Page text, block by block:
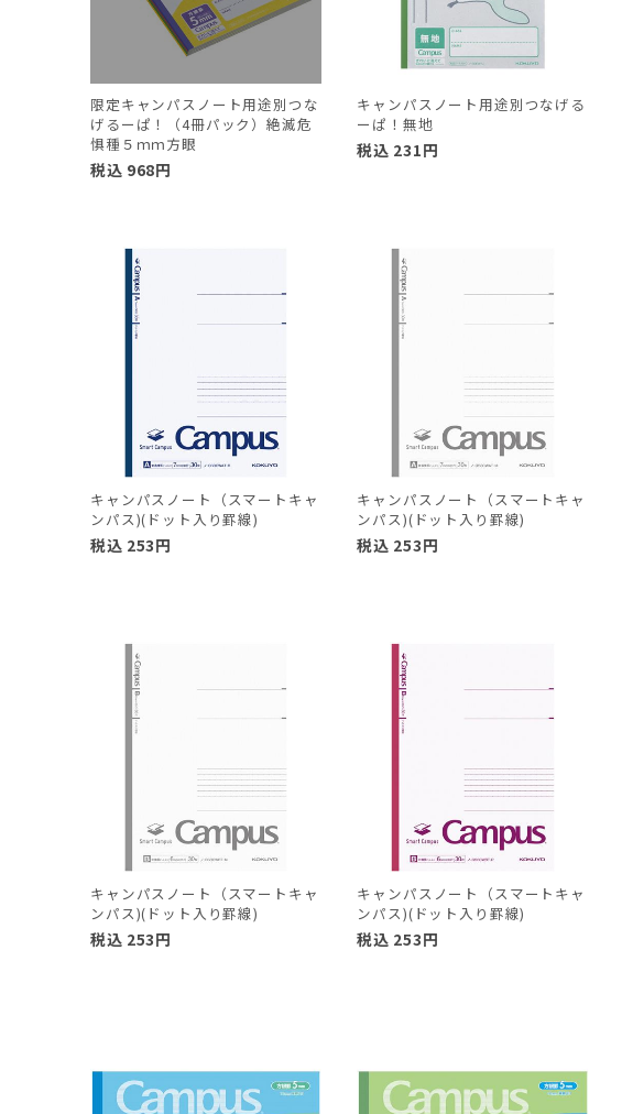
限定キャンパスノート用途別つな
げるーぱ！（4冊パック）絶滅危
惧種５ｍｍ方眼
税込 968円
キャンパスノート用途別つなげる
ーぱ！無地
税込 231円
キャンパスノート（スマートキャ
ンパス)(ドット入り罫線)
税込 253円
キャンパスノート（スマートキャ
ンパス)(ドット入り罫線)
税込 253円
キャンパスノート（スマートキャ
ンパス)(ドット入り罫線)
税込 253円
キャンパスノート（スマートキャ
ンパス)(ドット入り罫線)
税込 253円